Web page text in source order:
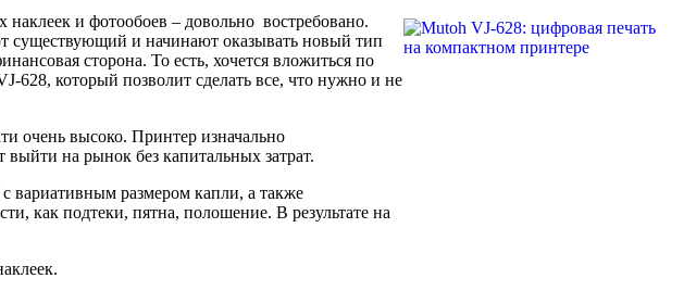
наклеек и фотообоев – довольно востребовано.
существующий и начинают оказывать новый тип
сторона. То есть, хочется вложиться по
который позволит сделать все, что нужно и не
очень высоко. Принтер изначально
выйти на рынок без капитальных затрат.
вариативным размером капли, а также
как подтеки, пятна, полошение. В результате на